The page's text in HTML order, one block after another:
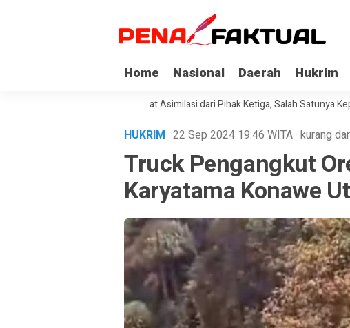
Home Nasional Daerah Hukrim
Korupsi di Sultra Dapat Asimilasi dari Pihak Ketiga, Salah Satunya Keponakan
HUKRIM · 22 Sep 2024 19:46 WITA· kurang
Truck Pengangkut
Karyatama Konawe